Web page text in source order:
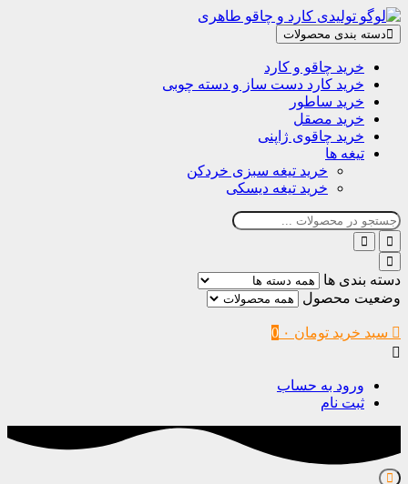
دسته بندی محصولات
خرید چاقو و کارد
خرید کارد دست ساز و دسته چوبی
خرید ساطور
خرید مصقل
خرید چاقوی ژاپنی
تیغه ها
خرید تیغه سبزی خردکن
خرید تیغه دیسکی
دسته بندی ها
وضعیت محصول
سبد خرید تومان 0
ورود به حساب
ثبت نام